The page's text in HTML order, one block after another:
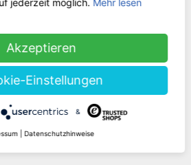
Kontakt
Zahlungsarten
uns bei
jederzeit möglich. Mehr lesen
Akzeptieren
Einstellungen
&
Datenschutzhinweise